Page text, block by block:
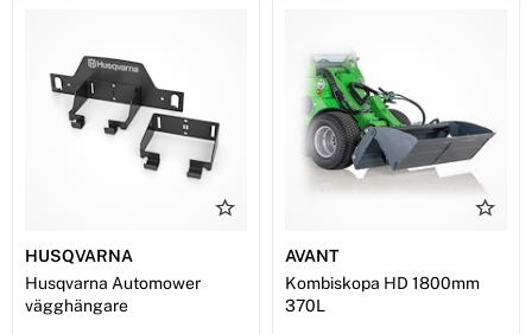
HUSQVARNA
Husqvarna Automower
vägghängare
AVANT
Kombiskopa HD 1800mm
370L